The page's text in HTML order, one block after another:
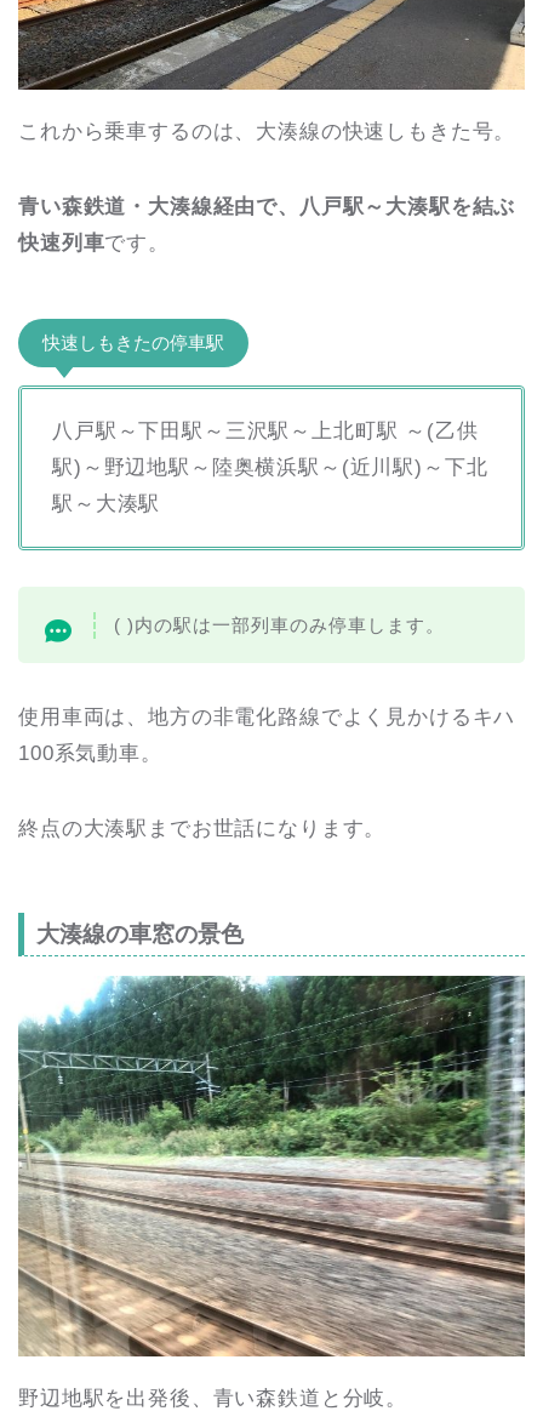
これから乗車するのは、大湊線の快速しもきた号。
青い森鉄道・大湊線経由で、八戸駅～大湊駅を結ぶ
快速列車です。
快速しもきたの停車駅
八戸駅～下田駅～三沢駅～上北町駅 ～(乙供
駅)～野辺地駅～陸奥横浜駅～(近川駅)～下北
駅～大湊駅
( )内の駅は一部列車のみ停車します。
使用車両は、地方の非電化路線でよく見かけるキハ
100系気動車。
終点の大湊駅までお世話になります。
大湊線の車窓の景色
野辺地駅を出発後、青い森鉄道と分岐。